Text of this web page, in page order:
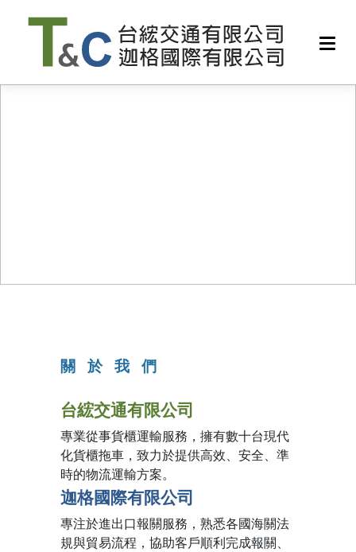
關 於我 們
台綋交通有限公司
專業從事貨櫃運輸服務，擁有數十台現代
化貨櫃拖車，致力於提供高效、安全、準
時的物流運輸方案。
迦格國際有限公司
專注於進出口報關服務，熟悉各國海關法
規與貿易流程，協助客戶順利完成報關、